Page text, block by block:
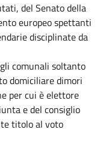
del Senato della
europeo spettanti
disciplinate da
comunali soltanto
domiciliare dimori
per cui è elettore
e del consiglio
titolo al voto